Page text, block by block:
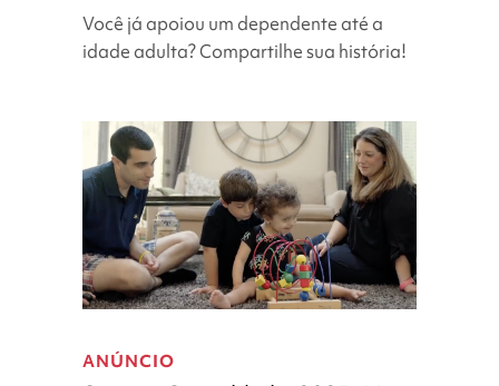
Histórias
de
guiam
o
futuro
Você já apoiou um dependente até a
idade adulta? Compartilhe sua história!
Searchlight
2025:
ANÚNCIO